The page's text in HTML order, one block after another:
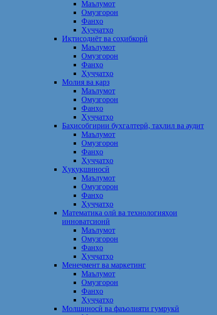
Маълумот
Омузгорон
Фанҳо
Ҳуҷҷатҳо
Иқтисодиёт ва соҳибкорӣ
Маълумот
Омузгорон
Фанҳо
Ҳуҷҷатҳо
Молия ва қарз
Маълумот
Омузгорон
Фанҳо
Ҳуҷҷатҳо
Баҳисобгирии бухгалтерӣ, таҳлил ва аудит
Маълумот
Омузгорон
Фанҳо
Ҳуҷҷатҳо
Ҳуқуқшиносӣ
Маълумот
Омузгорон
Фанҳо
Ҳуҷҷатҳо
Математика олӣ ва технологияҳои
инноватсионӣ
Маълумот
Омузгорон
Фанҳо
Ҳуҷҷатҳо
Менеҷмент ва маркетинг
Маълумот
Омузгорон
Фанҳо
Ҳуҷҷатҳо
Молшиносӣ ва фаъолияти гумрукӣ